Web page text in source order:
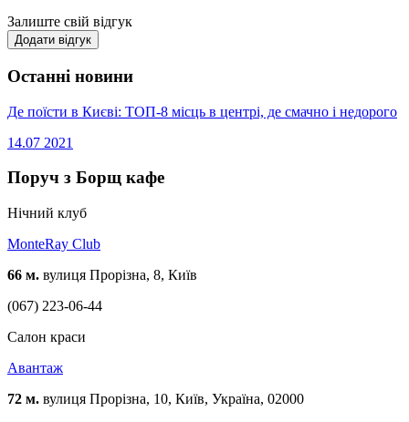
Залиште свій відгук
Додати відгук
Останні новини
Де поїсти в Києві: ТОП-8 місць в центрі, де смачно і недорого
14.07 2021
Поруч з Борщ кафе
Нічний клуб
MonteRay Club
66 м. вулиця Прорізна, 8, Київ
(067) 223-06-44
Cалон краси
Авантаж
72 м. вулиця Прорізна, 10, Київ, Україна, 02000